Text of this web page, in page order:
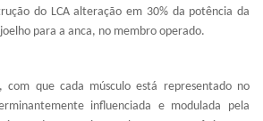
do LCA alteração em 30% da potência da
para a anca, no membro operado.
com que cada músculo está representado no
influenciada e modulada pela